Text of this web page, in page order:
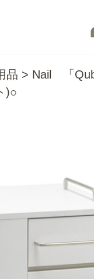
品 > Nail 「
)○